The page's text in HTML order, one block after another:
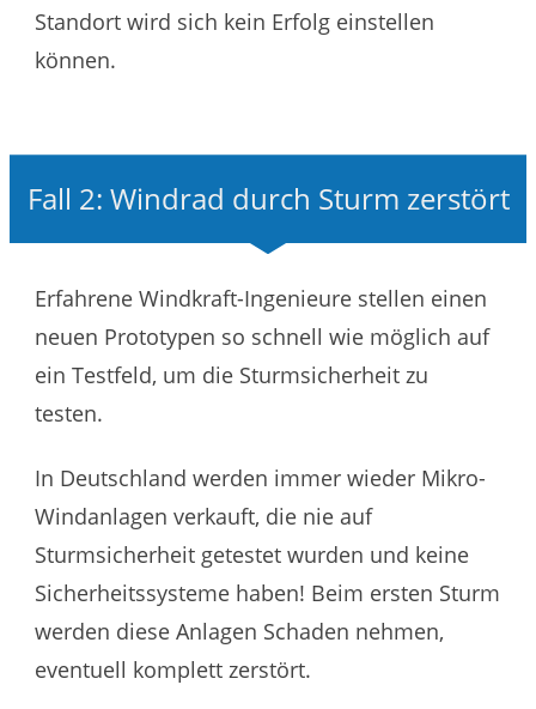
Standort wird sich kein Erfolg einstellen
können.
Fall 2: Windrad durch Sturm zerstört
Erfahrene Windkraft-Ingenieure stellen einen
neuen Prototypen so schnell wie möglich auf
ein Testfeld, um die Sturmsicherheit zu
testen.
In Deutschland werden immer wieder Mikro-
Windanlagen verkauft, die nie auf
Sturmsicherheit getestet wurden und keine
Sicherheitssysteme haben! Beim ersten Sturm
werden diese Anlagen Schaden nehmen,
eventuell komplett zerstört.